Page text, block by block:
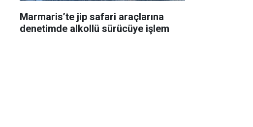
Marmaris’te jip safari araçlarına
denetimde alkollü sürücüye işlem